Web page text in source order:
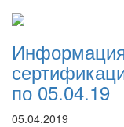
по 05.04.19
05.04.2019